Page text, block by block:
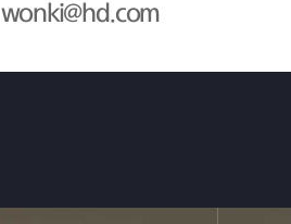
wonki@hd.com